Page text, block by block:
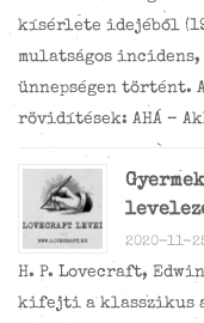
kísérlete idejéből
mulatságos
ünnepségen történt.
rövidítések: AHÁ –
2020-11-
H. P. Lovecraft,
kifejti a